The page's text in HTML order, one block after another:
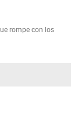
rompe con los